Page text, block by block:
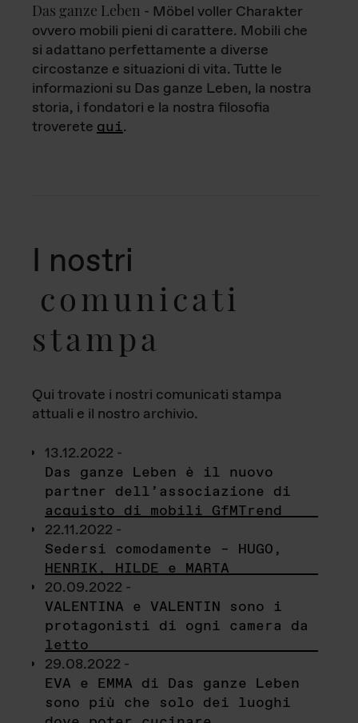
Das ganze Leben - Möbel voller Charakter
ovvero mobili pieni di carattere. Mobili che
si adattano perfettamente a diverse
circostanze e situazioni di vita. Tutte le
informazioni su Das ganze Leben, la nostra
storia, i fondatori e la nostra filosofia
troverete qui.
I nostri
comunicati
stampa
Qui trovate i nostri comunicati stampa
attuali e il nostro archivio.
13.12.2022 -
Das ganze Leben è il nuovo
partner dell’associazione di
acquisto di mobili GfMTrend
22.11.2022 -
Sedersi comodamente – HUGO,
HENRIK, HILDE e MARTA
20.09.2022 -
VALENTINA e VALENTIN sono i
protagonisti di ogni camera da
letto
29.08.2022 -
EVA e EMMA di Das ganze Leben
sono più che solo dei luoghi